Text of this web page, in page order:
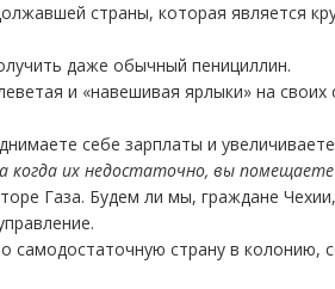
страны, которая является
даже обычный пенициллин.
и «навешивая ярлыки» на своих
себе зарплаты и
их недостаточно, вы помещаете
Газа. Будем ли мы, граждане
самодостаточную страну в